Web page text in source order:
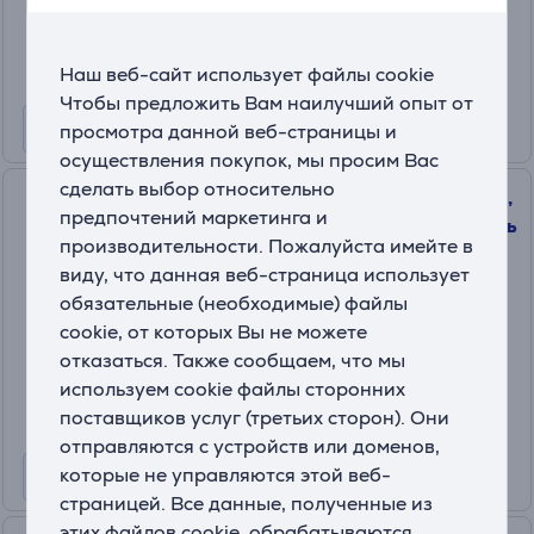
Наш веб-сайт использует файлы cookie
Чтобы предложить Вам наилучший опыт от
просмотра данной веб-страницы и
осуществления покупок, мы просим Вас
сделать выбор относительно
предпочтений маркетинга и
производительности. Пожалуйста имейте в
виду, что данная веб-страница использует
обязательные (необходимые) файлы
cookie, от которых Вы не можете
отказаться. Также сообщаем, что мы
используем cookie файлы сторонних
поставщиков услуг (третьих сторон). Они
отправляются с устройств или доменов,
которые не управляются этой веб-
страницей. Все данные, полученные из
Logitech Pro X Superlight 2SE,
черный - Беспроводная мышь
На складе
Цена:
129.99 €
10 месяцев 14 €